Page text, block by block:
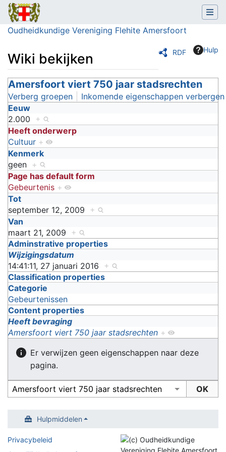
Oudheidkundige Vereniging Flehite Amersfoort
RDF Hulp
Wiki bekijken
Ga naar:navigatie,zoeken
Amersfoort viert 750 jaar stadsrechten
Verberg groepen
Inkomende eigenschappen verbergen
Eeuw
2.000 +
Heeft onderwerp
Cultuur +
Kenmerk
geen +
Page has default form
Gebeurtenis +
Tot
september 12, 2009 +
Van
maart 21, 2009 +
Adminstrative properties
Wijzigingsdatum
14:41:11, 27 januari 2016 +
Classification properties
Categorie
Gebeurtenissen
Content properties
Heeft bevraging
Amersfoort viert 750 jaar stadsrechten +
Er verwijzen geen eigenschappen naar deze
pagina.
Hulpmiddelen
Privacybeleid